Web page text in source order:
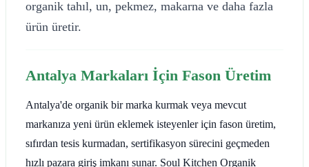
organik tahıl, un, pekmez, makarna ve daha fazla
ürün üretir.
Antalya Markaları İçin Fason Üretim
Antalya'de organik bir marka kurmak veya mevcut
markanıza yeni ürün eklemek isteyenler için fason üretim,
sıfırdan tesis kurmadan, sertifikasyon sürecini geçmeden
hızlı pazara giriş imkanı sunar. Soul Kitchen Organik